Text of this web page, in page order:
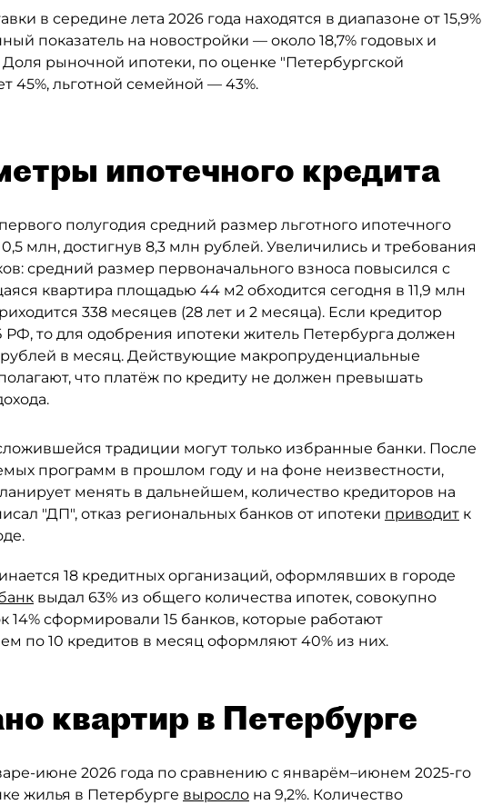
в середине лета 2026 года находятся в диапазоне от 15,9%
показатель на новостройки — около 18,7% годовых и
Доля рыночной ипотеки, по оценке "Петербургской
45%, льготной семейной — 43%.
ипотечного кредита
полугодия средний размер льготного ипотечного
млн, достигнув 8,3 млн рублей. Увеличились и требования
средний размер первоначального взноса повысился с
квартира площадью 44 м2 обходится сегодня в 11,9 млн
338 месяцев (28 лет и 2 месяца). Если кредитор
РФ, то для одобрения ипотеки житель Петербурга должен
рублей в месяц. Действующие макропруденциальные
что платёж по кредиту не должен превышать
традиции могут только избранные банки. После
программ в прошлом году и на фоне неизвестности,
менять в дальнейшем, количество кредиторов на
"ДП", отказ региональных банков от ипотеки приводит к
18 кредитных организаций, оформлявших в городе
выдал 63% из общего количества ипотек, совокупно
14% сформировали 15 банков, которые работают
по 10 кредитов в месяц оформляют 40% из них.
квартир в Петербурге
июне 2026 года по сравнению с январём–июнем 2025-го
жилья в Петербурге выросло на 9,2%. Количество